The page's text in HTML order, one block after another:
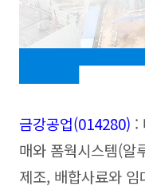
금강공업(014280) :
매와 폼웍시스템(알
제조, 배합사료와